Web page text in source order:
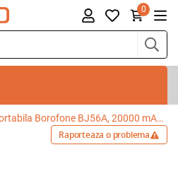
0
Baterie portabila Borofone BJ56A, 20000 mAh, 2 x USB-A, 1 x USB-C, 1 x microUSB, Black
Raporteaza o problema